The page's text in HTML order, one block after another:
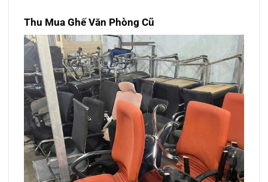
Thu Mua Ghế Văn Phòng Cũ